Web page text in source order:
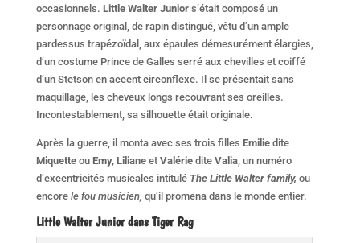
occasionnels. Little Walter Juniors’était composé un
personnage original, de rapin distingué, vêtu d’un ample
pardessus trapézoïdal, aux épaules déme­surément élargies,
d’un costume Prince de Galles serré aux chevilles et coiffé
d’un Stetson en ac­cent circonflexe. Il se présentait sans
maquillage, les cheveux longs recouvrant ses oreilles.
Incontestablement, sa silhouette était originale.
Après la guerre, il monta avec ses trois filles Emiliedite
MiquetteouEmy, Lilianeet ValériediteValia, un numéro
d’excentricités musicales intitulé The Little Walter family, ou
encore le fou musicien, qu’il promena dans le monde entier.
Little Walter Junior dans Tiger Rag